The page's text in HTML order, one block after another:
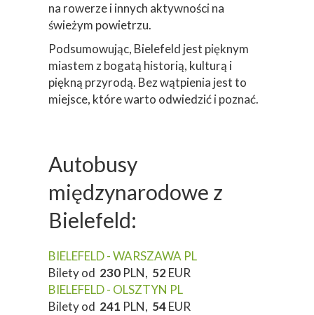
na rowerze i innych aktywności na
świeżym powietrzu.
Podsumowując, Bielefeld jest pięknym
miastem z bogatą historią, kulturą i
piękną przyrodą. Bez wątpienia jest to
miejsce, które warto odwiedzić i poznać.
Autobusy
międzynarodowe z
Bielefeld:
BIELEFELD - WARSZAWA PL
Bilety od 230 PLN, 52EUR
BIELEFELD - OLSZTYN PL
Bilety od 241 PLN, 54EUR